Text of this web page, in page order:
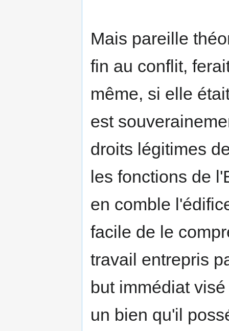
Mais pareille
fin au conflit,
même, si elle
est
droits légitimes
les fonctions de
en comble
facile de le
travail entrepris
but immédiat
un bien qu'il